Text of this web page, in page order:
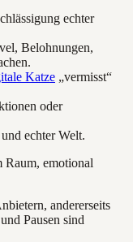
echter
Belohnungen,
Katze „vermisst“
oder
echter Welt.
andererseits
Pausen sind